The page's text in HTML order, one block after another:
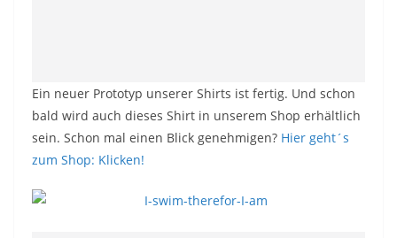
Ein neuer Prototyp unserer Shirts ist fertig. Und schon
bald wird auch dieses Shirt in unserem Shop erhältlich
sein. Schon mal einen Blick genehmigen? Hier geht´s
zum Shop: Klicken!